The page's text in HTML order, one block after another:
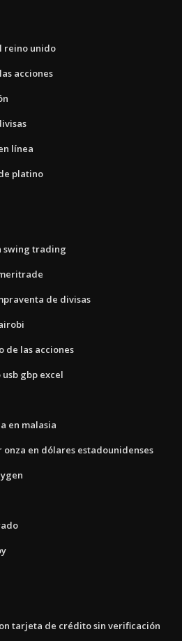
reino unido
acciones
línea
platino
swing trading
de divisas
de las acciones
gbp excel
en malasia
en dólares estadounidenses
tarjeta de crédito sin verificación